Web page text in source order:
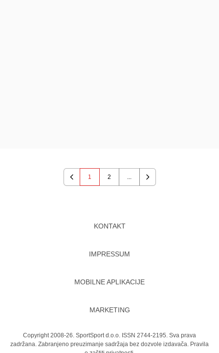
Previous
1 2 ...
Next
KONTAKT
IMPRESSUM
MOBILNE APLIKACIJE
MARKETING
Copyright 2008-26. SportSport d.o.o. ISSN 2744-2195. Sva prava
zadržana. Zabranjeno preuzimanje sadržaja bez dozvole izdavača. Pravila